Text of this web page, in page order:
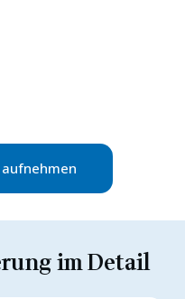
im Detail